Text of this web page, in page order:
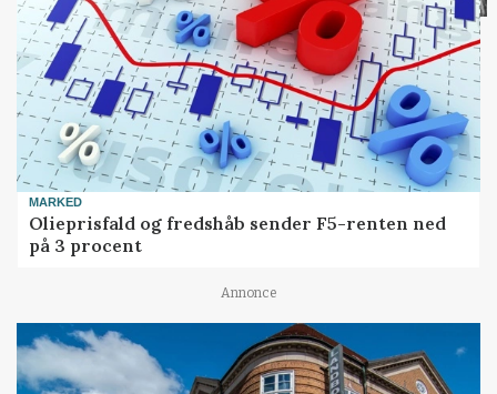
MARKED
Olieprisfald og fredshåb sender F5-renten ned
på 3 procent
Annonce